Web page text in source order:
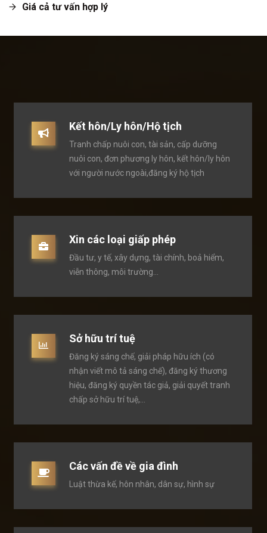
Giá cả tư vấn hợp lý
Kết hôn/Ly hôn/Hộ tịch
Tranh chấp nuôi con, tài sản, cấp dưỡng
nuôi con, đơn phương ly hôn, kết hôn/ly hôn
với người nước ngoài,đăng ký hộ tịch
Xin các loại giấp phép
Đầu tư, y tế, xây dựng, tài chính, boả hiểm,
viễn thông, môi trường…
Sở hữu trí tuệ
Đăng ký sáng chế, giải pháp hữu ích (có
nhận viết mô tả sáng chế), đăng ký thương
hiệu, đăng ký quyền tác giả, giải quyết tranh
chấp sở hữu trí tuệ,…
Các vấn đề về gia đình
Luật thừa kế, hôn nhân, dân sự, hình sự